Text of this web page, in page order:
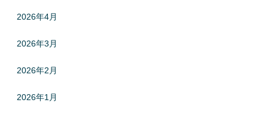
2026年4月
2026年3月
2026年2月
2026年1月